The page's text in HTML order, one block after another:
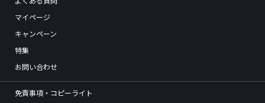
マイページ
キャンペーン
特集
お問い合わせ
免責事項・コピーライト